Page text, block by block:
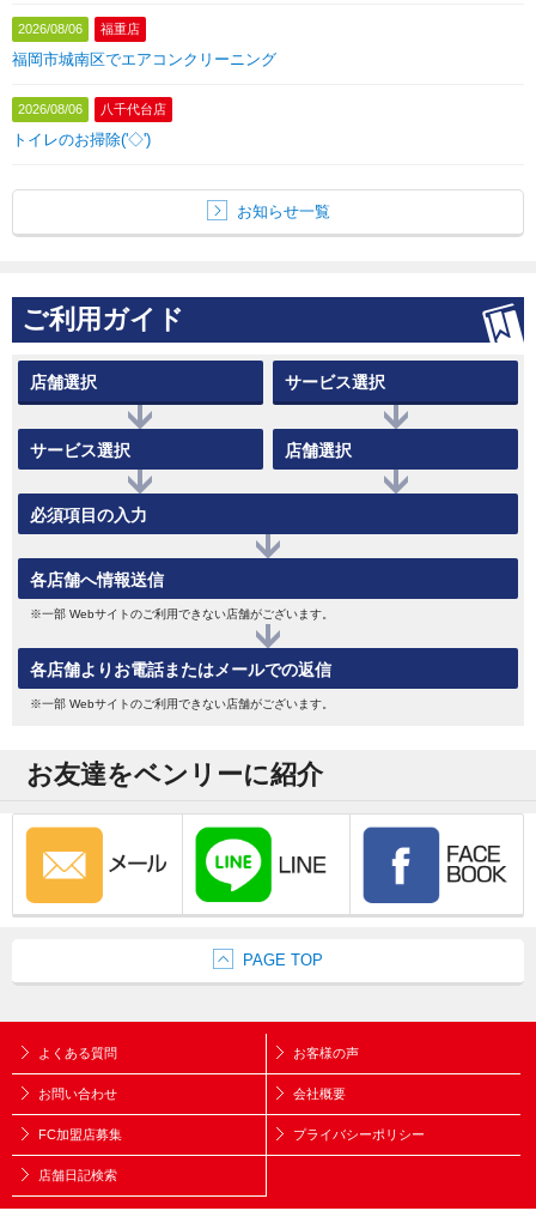
2026/08/06 福重店
福岡市城南区でエアコンクリーニング
2026/08/06 八千代台店
トイレのお掃除('◇')ゞ
お知らせ一覧
ご利用ガイド
店舗選択 サービス選択
サービス選択 店舗選択
必須項目の入力
各店舗へ情報送信
※一部 Webサイトのご利用できない店舗がございます。
各店舗よりお電話またはメールでの返信
※一部 Webサイトのご利用できない店舗がございます。
お友達をベンリーに紹介
PAGE TOP
よくある質問
お問い合わせ
FC加盟店募集
店舗日記検索
お客様の声
会社概要
プライバシーポリシー